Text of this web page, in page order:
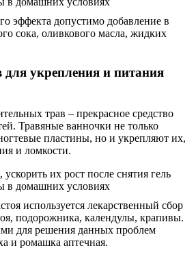
эффекта допустимо добавление в
сока, оливкового масла, жидких
для укрепления и питания
трав – прекрасное средство
Травяные ванночки не только
пластины, но и укрепляют их,
и ломкости.
используется лекарственный сбор
подорожника, календулы, крапивы.
для решения данных проблем
и ромашка аптечная.